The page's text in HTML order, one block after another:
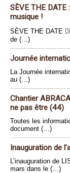
SÈVE THE
musique !
SÈVE THE DATE
de (…)
Journée
La Journée
au (…)
Chantier
ne pas être (44)
Toutes les
document (…)
Inauguration de
L’inauguration de
mars dans le (…)